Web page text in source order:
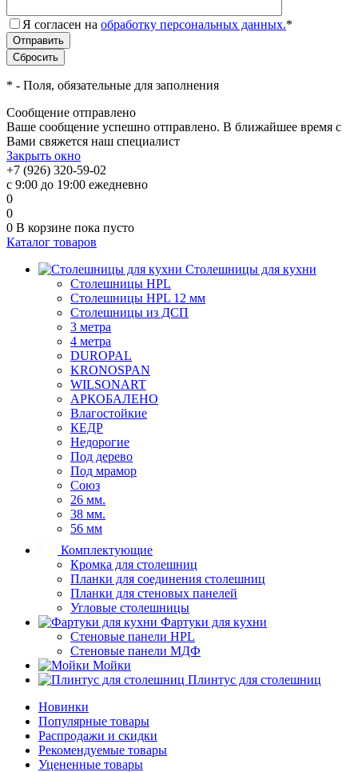
Я согласен на обработку персональных данных.*
* - Поля, обязательные для заполнения
Сообщение отправлено
Ваше сообщение успешно отправлено. В ближайшее время с
Вами свяжется наш специалист
Закрыть окно
+7 (926) 320-59-02
с 9:00 до 19:00 ежедневно
0
0
0 В корзине пока пусто
Каталог товаров
Столешницы для кухни
Столешницы HPL
Столешницы HPL 12 мм
Столешницы из ДСП
3 метра
4 метра
DUROPAL
KRONOSPAN
WILSONART
АРКОБАЛЕНО
Влагостойкие
КЕДР
Недорогие
Под дерево
Под мрамор
Союз
26 мм.
38 мм.
56 мм
Комплектующие
Кромка для столешниц
Планки для соединения столешниц
Планки для стеновых панелей
Угловые столешницы
Фартуки для кухни
Стеновые панели HPL
Стеновые панели МДФ
Мойки
Плинтус для столешниц
Новинки
Популярные товары
Распродажи и скидки
Рекомендуемые товары
Уцененные товары